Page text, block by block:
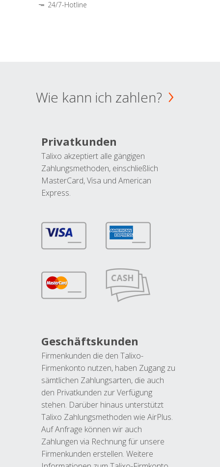
24/7-Hotline
Wie kann ich zahlen?
Privatkunden
Talixo akzeptiert alle gängigen
Zahlungsmethoden, einschließlich
MasterCard, Visa und American
Express.
Geschäftskunden
Firmenkunden die den Talixo-
Firmenkonto nutzen, haben Zugang zu
sämtlichen Zahlungsarten, die auch
den Privatkunden zur Verfügung
stehen. Darüber hinaus unterstützt
Talixo Zahlungsmethoden wie AirPlus.
Auf Anfrage können wir auch
Zahlungen via Rechnung für unsere
Firmenkunden erstellen. Weitere